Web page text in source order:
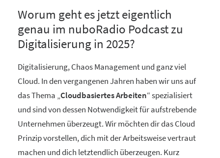
Worum geht es jetzt eigentlich
genau im nuboRadio Podcast zu
Digitalisierung in 2025?
Digitalisierung, Chaos Management und ganz viel
Cloud. In den vergangenen Jahren haben wir uns auf
das Thema „Cloudbasiertes Arbeiten“ spezialisiert
und sind von dessen Notwendigkeit für aufstrebende
Unternehmen überzeugt. Wir möchten dir das Cloud
Prinzip vorstellen, dich mit der Arbeitsweise vertraut
machen und dich letztendlich überzeugen. Kurz